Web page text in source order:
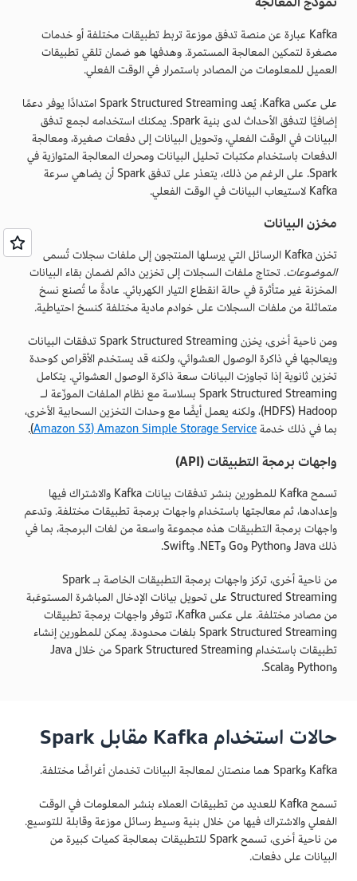
Kafka عبارة عن منصة تدفق موزعة تربط تطبيقات مختلفة أو خدمات
مصغرة لتمكين المعالجة المستمرة. وهدفها هو ضمان تلقي تطبيقات
العميل للمعلومات من المصادر باستمرار في الوقت الفعلي.
على عكس Kafka، يُعد Spark Structured Streaming امتدادًا يوفر دعمًا
إضافيًا لتدفق الأحداث لدى بنية Spark. يمكنك استخدامه لجمع تدفق
البيانات في الوقت الفعلي، وتحويل البيانات إلى دفعات صغيرة، ومعالجة
الدفعات باستخدام مكتبات تحليل البيانات ومحرك المعالجة المتوازية في
Spark. على الرغم من ذلك، يتعذر على تدفق Spark أن يضاهي سرعة
Kafka لاستيعاب البيانات في الوقت الفعلي.
مخزن البيانات
تخزن Kafka الرسائل التي يرسلها المنتجون إلى ملفات سجلات تُسمى
الموضوعات. تحتاج ملفات السجلات إلى تخزين دائم لضمان بقاء البيانات
المخزنة غير متأثرة في حالة انقطاع التيار الكهربائي. عادةً ما تُصنع نسخ
متماثلة من ملفات السجلات على خوادم مادية مختلفة كنسخ احتياطية.
ومن ناحية أخرى، يخزن Spark Structured Streaming تدفقات البيانات
ويعالجها في ذاكرة الوصول العشوائي، ولكنه قد يستخدم الأقراص كوحدة
تخزين ثانوية إذا تجاوزت البيانات سعة ذاكرة الوصول العشوائي. يتكامل
Spark Structured Streaming بسلاسة مع نظام الملفات الموزّعة لـ
Hadoop‏ (HDFS)، ولكنه يعمل أيضًا مع وحدات التخزين السحابية الأخرى،
بما في ذلك خدمةAmazon Simple Storage Service‏ (Amazon S3
)
.
واجهات برمجة التطبيقات (API)
تسمح Kafka للمطورين بنشر تدفقات بيانات Kafka والاشتراك فيها
وإعدادها، ثم معالجتها باستخدام واجهات برمجة تطبيقات مختلفة. وتدعم
واجهات برمجة التطبيقات هذه مجموعة واسعة من لغات البرمجة، بما في
ذلك Java وPython وGo و‎.NET وSwift.
من ناحية أخرى، تركز واجهات برمجة التطبيقات الخاصة بـ Spark
Structured Streaming على تحويل بيانات الإدخال المباشرة المستوعَبة
من مصادر مختلفة. على عكس Kafka، تتوفر واجهات برمجة تطبيقات
Spark Structured Streaming بلغات محدودة. يمكن للمطورين إنشاء
تطبيقات باستخدام Spark Structured Streaming من خلال Java
وPython وScala.
حالات استخدام Kafka مقابل Spark
Kafka وSpark هما منصتان لمعالجة البيانات تخدمان أغراضًا مختلفة.
تسمح Kafka للعديد من تطبيقات العملاء بنشر المعلومات في الوقت
الفعلي والاشتراك فيها من خلال بنية وسيط رسائل موزعة وقابلة للتوسيع.
من ناحية أخرى، تسمح Spark للتطبيقات بمعالجة كميات كبيرة من
البيانات على دفعات.